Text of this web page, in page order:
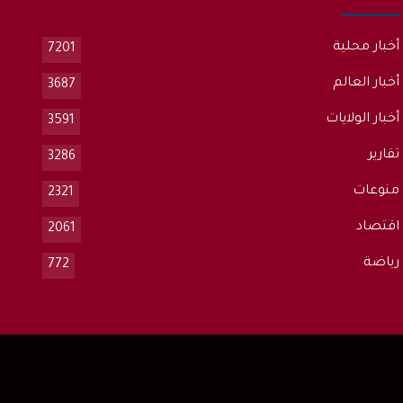
أخبار محلية 7201
أخبار العالم 3687
أخبار الولايات 3591
تقارير 3286
منوعات 2321
اقتصاد 2061
رياضة 772